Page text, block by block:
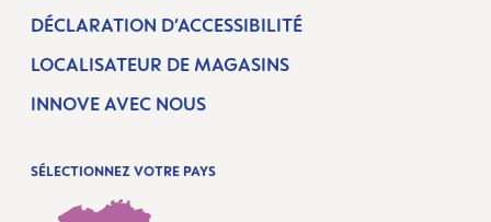
DÉCLARATION D’ACCESSIBILITÉ
LOCALISATEUR DE MAGASINS
INNOVE AVEC NOUS
SÉLECTIONNEZ VOTRE PAYS